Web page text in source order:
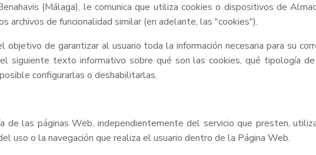
(Málaga), le comunica que utiliza cookies o dispositivos de
archivos de funcionalidad similar (en adelante, las "cookies").
de garantizar al usuario toda la información necesaria para su
siguiente texto informativo sobre qué son las cookies, qué tipología
configurarlas o deshabilitarlas.
de las páginas Web, independientemente del servicio que presten,
uso o la navegación que realiza el usuario dentro de la Página Web.